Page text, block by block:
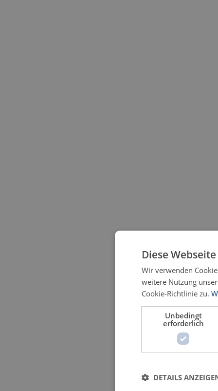
Diese
Wir verwenden
weitere Nutzung
Cookie-Richtlinie zu.
Unbedingt
erforderlich
DETAILS